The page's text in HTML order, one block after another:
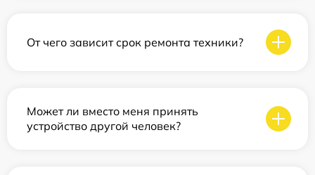
От чего зависит срок ремонта техники?
Может ли вместо меня принять
устройство другой человек?